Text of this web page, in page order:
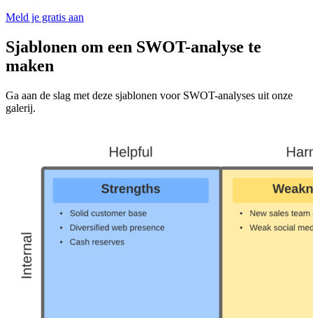
Meld je gratis aan
Sjablonen om een SWOT-analyse te
maken
Ga aan de slag met deze sjablonen voor SWOT-analyses uit onze
galerij.